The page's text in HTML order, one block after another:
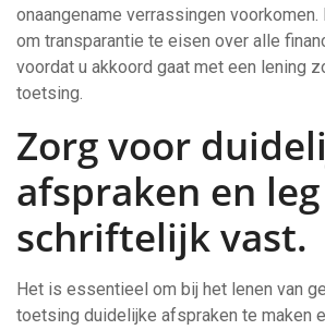
onaangename verrassingen
om transparantie te eisen over alle
voordat u akkoord gaat met een lening
toetsing.
Zorg voor
afspraken en
schriftelijk vast.
Het is essentieel om bij het lenen van
toetsing duidelijke afspraken te maken